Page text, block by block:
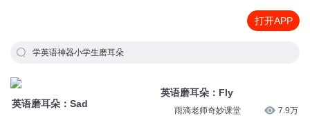
打开APP
学英语神器小学生磨耳朵
英语磨耳朵：Sad
英语磨耳朵：Fly
雨滴老师奇妙课堂 7.9万